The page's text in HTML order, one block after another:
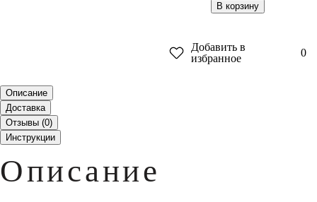
В корзину
Добавить в
избранное
0
Описание
Доставка
Отзывы (0)
Инструкции
Описание